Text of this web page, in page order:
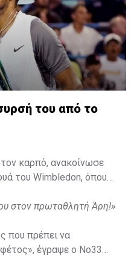
του από το
καρπό, ανακοίνωσε
του Wimbledon, όπου
στον πρωταθλητή Άρη!»
που πρέπει να
έγραψε ο Νο33